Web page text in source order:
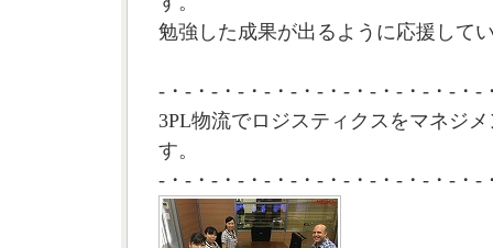
勉強した成果が出るように応援して
-・-・-・-・-・-・-・-・-・-・-・-・-
3PL物流でロジスティクスをマネジ
す。
-・-・-・-・-・-・-・-・-・-・-・-・-